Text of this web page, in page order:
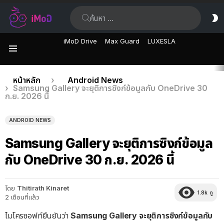
iMoD Drive Max Guard LUXESLA
เรื่อง
ล่าสุด
คุณอยู่ที่นี่:
หน้าหลัก
Android News
Samsung Gallery จะยุติการซิงก์ข้อมูลกับ OneDrive 30
ก.ย. 2026 นี้
ANDROID NEWS
Samsung Gallery จะยุติการซิงก์ข้อมูล
กับ OneDrive 30 ก.ย. 2026 นี้
โดย Thitirath Kinaret
2 เดือนที่แล้ว
1.8k ดู
ไมโครซอฟท์ยืนยันว่าSamsung Gallery จะยุติการซิงก์ข้อมูลกับ